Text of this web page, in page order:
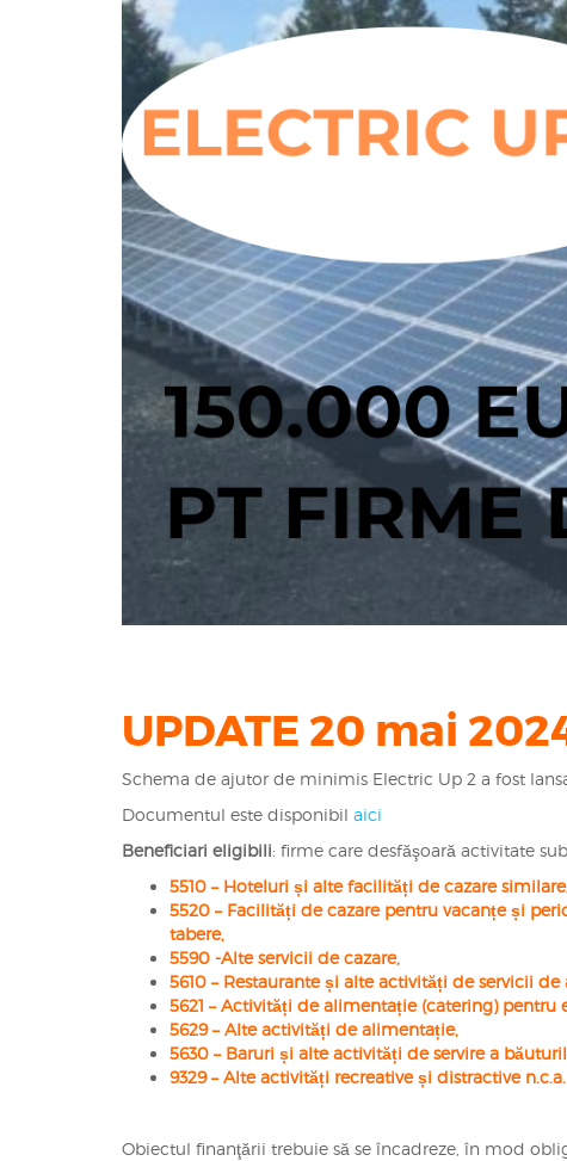
UPDATE 20 mai
Schema de ajutor de minimis Electric Up 2 a fost
Documentul este disponibil aici
Beneficiari eligibili: firme care desfăşoară activitate
5510 – Hoteluri și alte facilități de cazare
5520 – Facilități de cazare pentru vacanțe și
tabere,
5590 -Alte servicii de cazare,
5610 – Restaurante și alte activități de servicii
5621 – Activități de alimentație (catering) pentru
5629 – Alte activități de alimentație,
5630 – Baruri și alte activități de servire a
9329 – Alte activități recreative și distractive n.c.a.
Obiectul finanţării trebuie să se încadreze, în mod